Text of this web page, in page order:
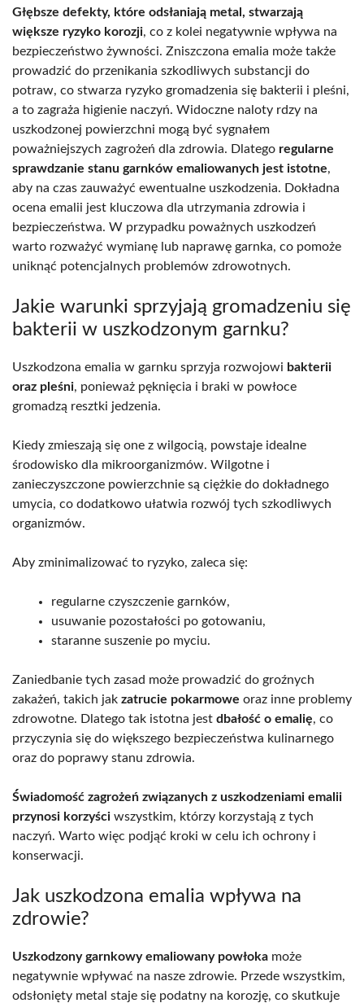
Głębsze defekty, które odsłaniają metal, stwarzają
większe ryzyko korozji, co z kolei negatywnie wpływa na
bezpieczeństwo żywności. Zniszczona emalia może także
prowadzić do przenikania szkodliwych substancji do
potraw, co stwarza ryzyko gromadzenia się bakterii i pleśni,
a to zagraża higienie naczyń. Widoczne naloty rdzy na
uszkodzonej powierzchni mogą być sygnałem
poważniejszych zagrożeń dla zdrowia. Dlatego regularne
sprawdzanie stanu garnków emaliowanych jest istotne,
aby na czas zauważyć ewentualne uszkodzenia. Dokładna
ocena emalii jest kluczowa dla utrzymania zdrowia i
bezpieczeństwa. W przypadku poważnych uszkodzeń
warto rozważyć wymianę lub naprawę garnka, co pomoże
uniknąć potencjalnych problemów zdrowotnych.
Jakie warunki sprzyjają gromadzeniu się
bakterii w uszkodzonym garnku?
Uszkodzona emalia w garnku sprzyja rozwojowi bakterii
oraz pleśni, ponieważ pęknięcia i braki w powłoce
gromadzą resztki jedzenia.
Kiedy zmieszają się one z wilgocią, powstaje idealne
środowisko dla mikroorganizmów. Wilgotne i
zanieczyszczone powierzchnie są ciężkie do dokładnego
umycia, co dodatkowo ułatwia rozwój tych szkodliwych
organizmów.
Aby zminimalizować to ryzyko, zaleca się:
regularne czyszczenie garnków,
usuwanie pozostałości po gotowaniu,
staranne suszenie po myciu.
Zaniedbanie tych zasad może prowadzić do groźnych
zakażeń, takich jak zatrucie pokarmowe oraz inne problemy
zdrowotne. Dlatego tak istotna jest dbałość o emalię, co
przyczynia się do większego bezpieczeństwa kulinarnego
oraz do poprawy stanu zdrowia.
Świadomość zagrożeń związanych z uszkodzeniami emalii
przynosi korzyści wszystkim, którzy korzystają z tych
naczyń. Warto więc podjąć kroki w celu ich ochrony i
konserwacji.
Jak uszkodzona emalia wpływa na
zdrowie?
Uszkodzony garnkowy emaliowany powłoka może
negatywnie wpływać na nasze zdrowie. Przede wszystkim,
odsłonięty metal staje się podatny na korozję, co skutkuje